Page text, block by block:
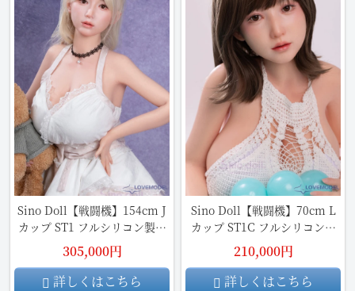
Sino Doll【戦闘機】154cm J
カップ ST1 フルシリコン製ラ
ブドール
305,000円
詳しくはこちら
Sino Doll【戦闘機】70cm L
カップ ST1C フルシリコン製
ラブドール
210,000円
詳しくはこちら